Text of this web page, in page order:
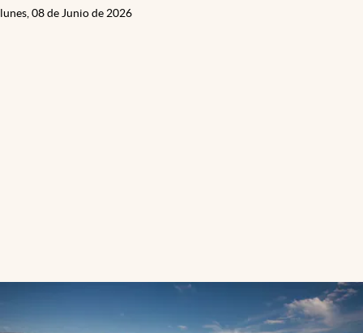
lunes, 08 de Junio de 2026